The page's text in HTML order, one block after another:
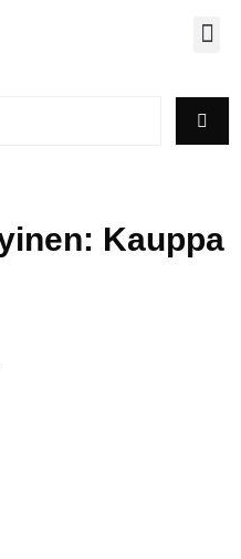
Kauppa